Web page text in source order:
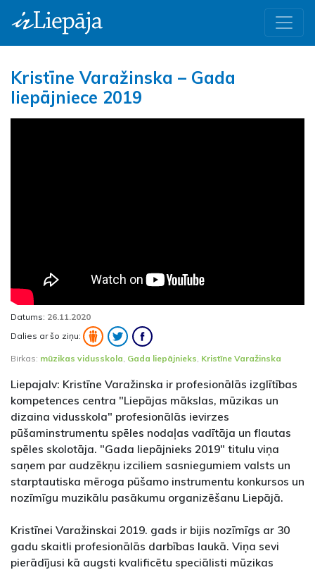
Kristīne Varažinska – Gada
liepājniece 2019
Datums: 26.11.2020
Dalies ar šo ziņu:
Birkas: mūzikas vidusskola Gada liepājnieks Kristīne Varažinska
Liepajalv: Kristīne Varažinska ir profesionālās izglītības
kompetences centra "Liepājas mākslas, mūzikas un
dizaina vidusskola" profesionālās ievirzes
pūšaminstrumentu spēles nodaļas vadītāja un flautas
spēles skolotāja. "Gada liepājnieks 2019" titulu viņa
saņem par audzēkņu izciliem sasniegumiem valsts un
starptautiska mēroga pūšamo instrumentu konkursos un
nozīmīgu muzikālu pasākumu organizēšanu Liepājā.
Kristīnei Varažinskai 2019. gads ir bijis nozīmīgs ar 30
gadu skaitli profesionālās darbības laukā. Viņa sevi
pierādījusi kā augsti kvalificētu speciālisti mūzikas